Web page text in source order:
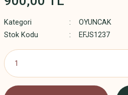
Kategori
OYUNCAK
Stok Kodu
EFJS1237